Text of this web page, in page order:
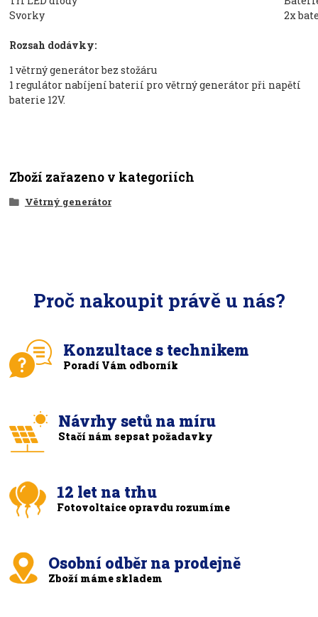
Svorky
2x
Rozsah dodávky:
1 větrný generátor bez stožáru
1 regulátor nabíjení baterií pro větrný generátor při napětí
baterie 12V.
Zboží zařazeno v kategoriích
Větrný generátor
Proč nakoupit právě u nás?
Konzultace s technikem
Poradí Vám odborník
Návrhy setů na míru
Stačí nám sepsat požadavky
12 let na trhu
Fotovoltaice opravdu rozumíme
Osobní odběr na prodejně
Zboží máme skladem